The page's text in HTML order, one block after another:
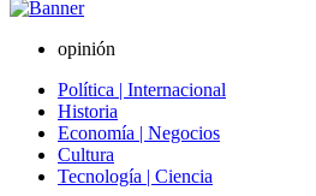
opinión
Política | Internacional
Historia
Economía | Negocios
Cultura
Tecnología | Ciencia